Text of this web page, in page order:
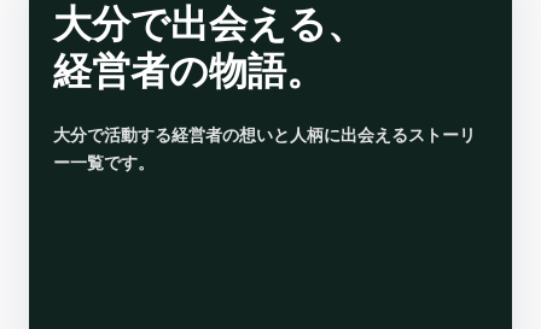
大分で出会える、
経営者の物語。
大分で活動する経営者の想いと人柄に出会えるストーリ
ー一覧です。